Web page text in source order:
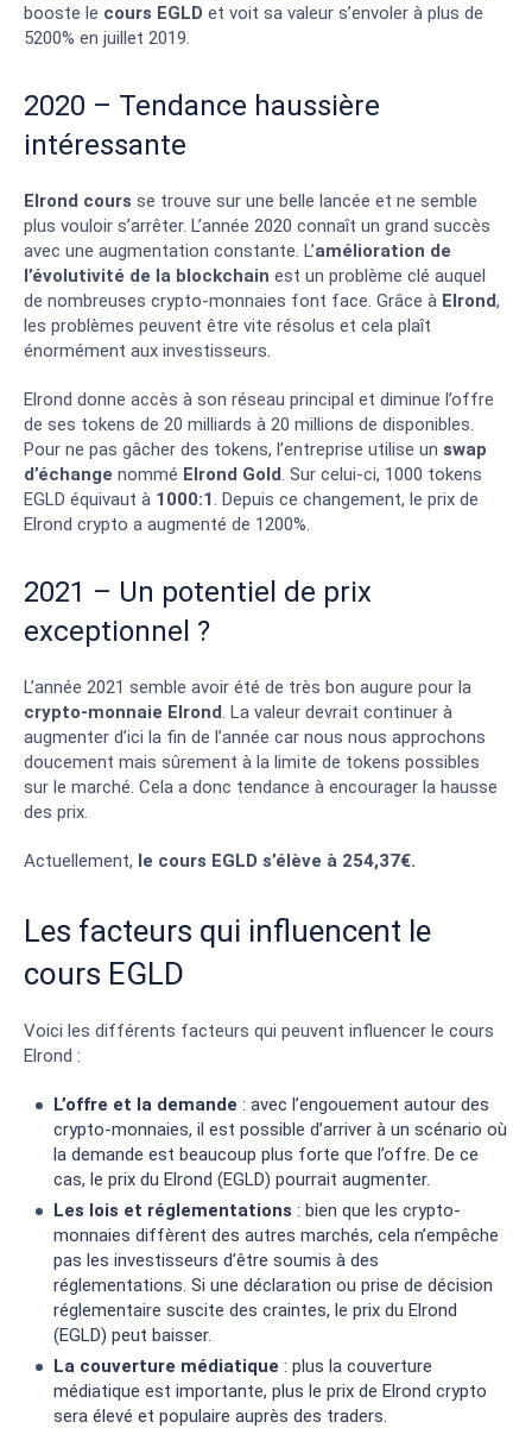
booste le cours EGLD et voit sa valeur s’envoler à plus de
5200% en juillet 2019.
2020 – Tendance haussière
intéressante
Elrond cours se trouve sur une belle lancée et ne semble
plus vouloir s’arrêter. L’année 2020 connaît un grand succès
avec une augmentation constante. L’amélioration de
l’évolutivité de la blockchain est un problème clé auquel
de nombreuses crypto-monnaies font face. Grâce à Elrond,
les problèmes peuvent être vite résolus et cela plaît
énormément aux investisseurs.
Elrond donne accès à son réseau principal et diminue l’offre
de ses tokens de 20 milliards à 20 millions de disponibles.
Pour ne pas gâcher des tokens, l’entreprise utilise un swap
d’échange nommé Elrond Gold. Sur celui-ci, 1000 tokens
EGLD équivaut à 1000:1. Depuis ce changement, le prix de
Elrond crypto a augmenté de 1200%.
2021 – Un potentiel de prix
exceptionnel ?
L’année 2021 semble avoir été de très bon augure pour la
crypto-monnaie Elrond. La valeur devrait continuer à
augmenter d’ici la fin de l’année car nous nous approchons
doucement mais sûrement à la limite de tokens possibles
sur le marché. Cela a donc tendance à encourager la hausse
des prix.
Actuellement, le cours EGLD s’élève à 254,37€.
Les facteurs qui influencent le
cours EGLD
Voici les différents facteurs qui peuvent influencer le cours
Elrond :
L’offre et la demande : avec l’engouement autour des
crypto-monnaies, il est possible d’arriver à un scénario où
la demande est beaucoup plus forte que l’offre. De ce
cas, le prix du Elrond (EGLD) pourrait augmenter.
Les lois et réglementations : bien que les crypto-
monnaies diffèrent des autres marchés, cela n’empêche
pas les investisseurs d’être soumis à des
réglementations. Si une déclaration ou prise de décision
réglementaire suscite des craintes, le prix du Elrond
(EGLD) peut baisser.
La couverture médiatique : plus la couverture
médiatique est importante, plus le prix de Elrond crypto
sera élevé et populaire auprès des traders.